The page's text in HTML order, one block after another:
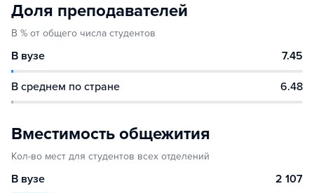
Доля преподавателей
В % от общего числа студентов
В вузе 7.45
В среднем по стране 6.48
Вместимость общежития
Кол-во мест для студентов всех отделений
В вузе 2 107